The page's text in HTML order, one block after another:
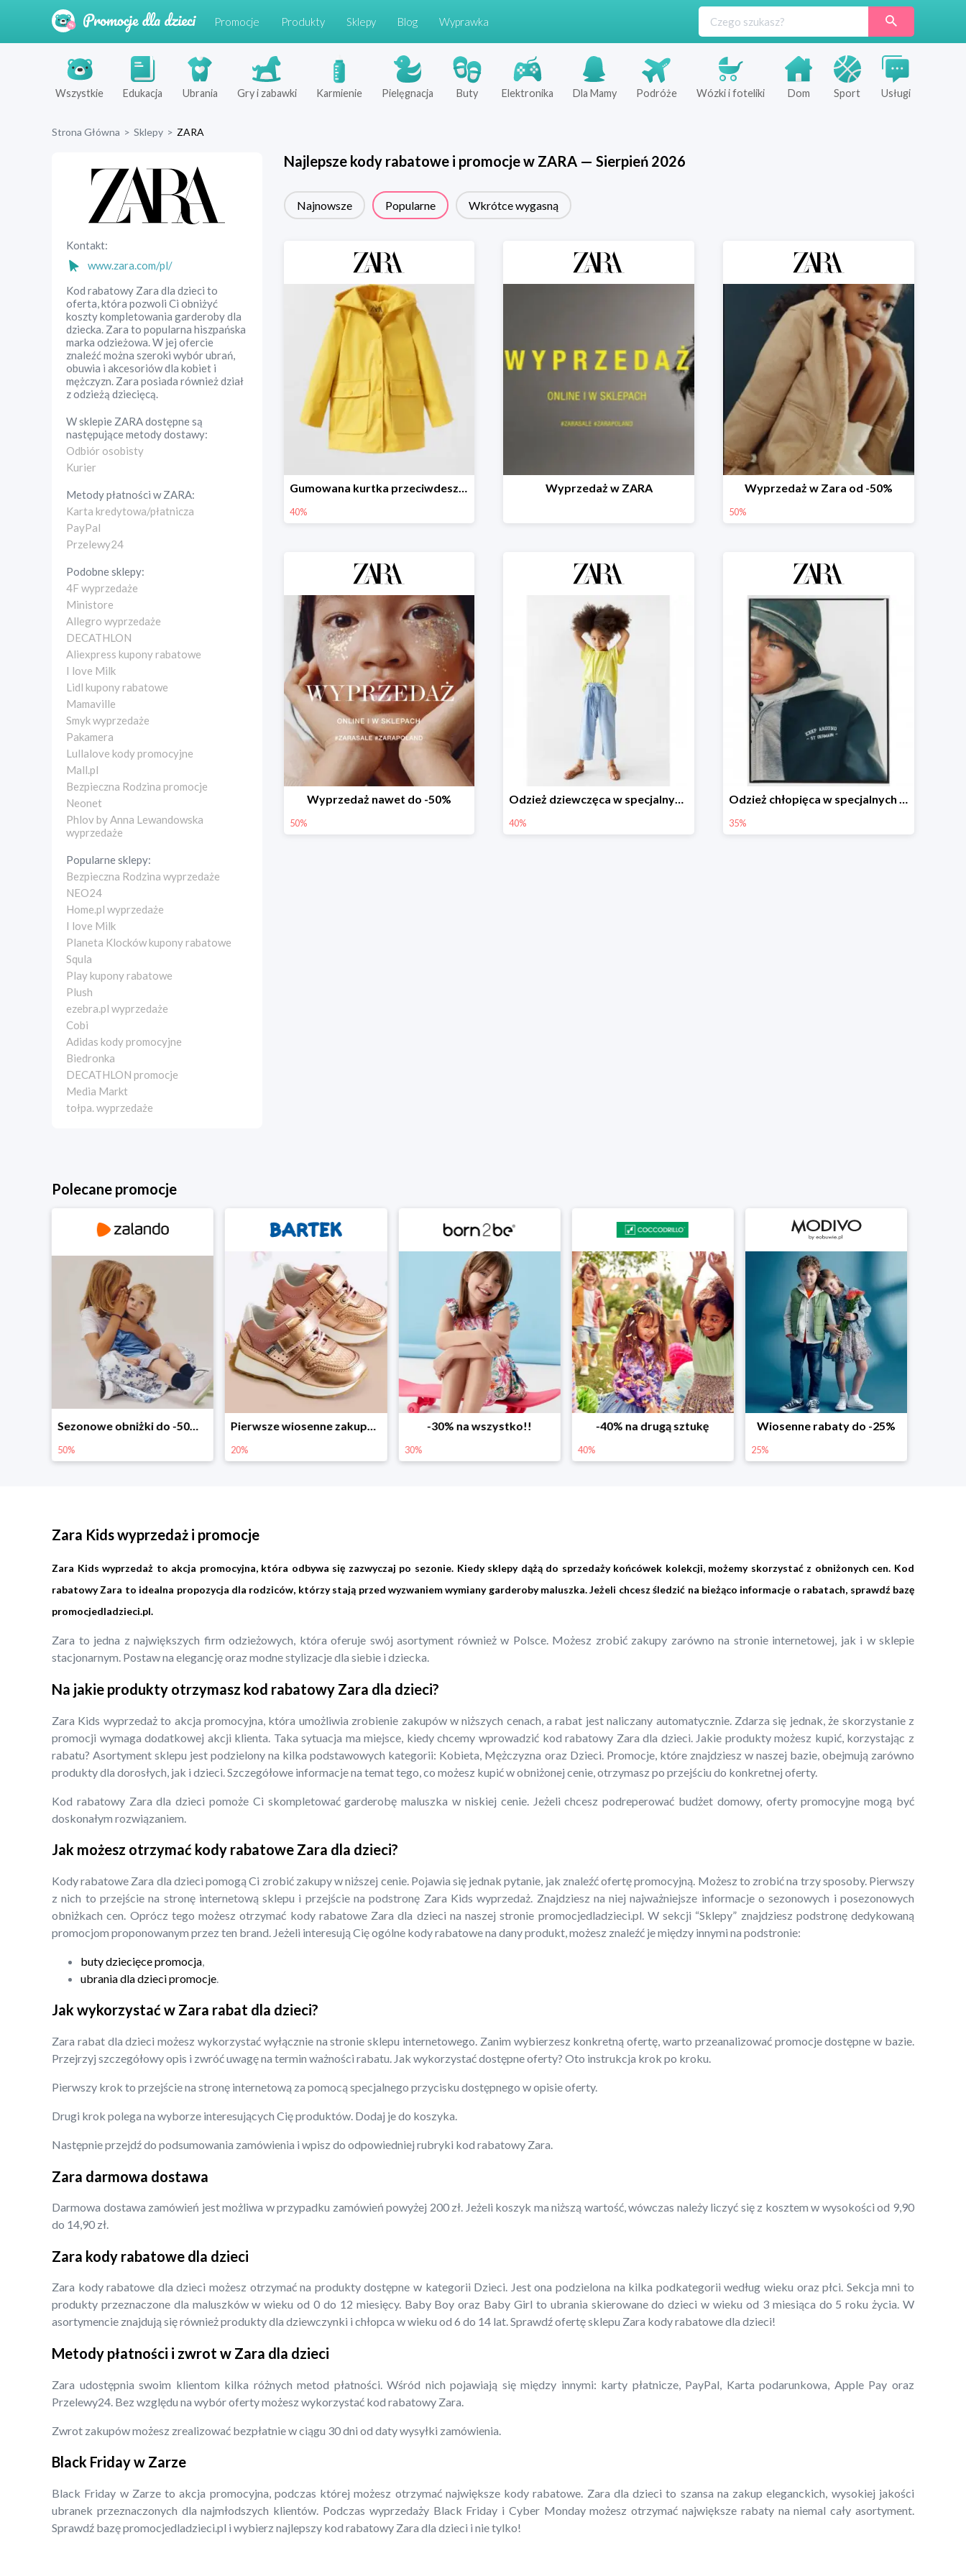
Promocje Produkty Sklepy Blog Wyprawka
Wszystkie Edukacja Ubrania Gry i zabawki Karmienie Pielęgnacja Buty Elektronika Dla Mamy Podróże Wózki i foteliki Dom Sport Usługi
Strona Główna > Sklepy > ZARA
Kontakt:
www.zara.com/pl/
Kod rabatowy Zara dla dzieci to
oferta, która pozwoli Ci obniżyć
koszty kompletowania garderoby dla
dziecka. Zara to popularna hiszpańska
marka odzieżowa. W jej ofercie
znaleźć można szeroki wybór ubrań,
obuwia i akcesoriów dla kobiet i
mężczyzn. Zara posiada również dział
z odzieżą dziecięcą.
W sklepie ZARAdostępne są
następujące metody dostawy:
Odbiór osobisty
Kurier
Metody płatności wZARA:
Karta kredytowa/płatnicza
PayPal
Przelewy24
Podobne sklepy:
4F wyprzedaże
Ministore
Allegro wyprzedaże
DECATHLON
Aliexpress kupony rabatowe
I love Milk
Lidl kupony rabatowe
Mamaville
Smyk wyprzedaże
Pakamera
Lullalove kody promocyjne
Mall.pl
Bezpieczna Rodzina promocje
Neonet
Phlov by Anna Lewandowska
wyprzedaże
Popularne sklepy:
Bezpieczna Rodzina wyprzedaże
NEO24
Home.pl wyprzedaże
I love Milk
Planeta Klocków kupony rabatowe
Squla
Play kupony rabatowe
Plush
ezebra.pl wyprzedaże
Cobi
Adidas kody promocyjne
Biedronka
DECATHLON promocje
Media Markt
tołpa. wyprzedaże
Najlepsze kody rabatowe i promocje w ZARA— Sierpień 2026
Najnowsze Popularne Wkrótce wygasną
Gumowana kurtka przeciwdeszczowa - 40%
40%
Wyprzedaż w ZARA Wyprzedaż w Zara od -50%
50%
Wyprzedaż nawet do -50%
50%
Odzież dziewczęca w specjalnych cenach do -40%
40%
Odzież chłopięca w specjalnych cenach do -35%
35%
Polecane promocje
Pierwsze wiosenne zakupy -20%
20%
-30% na wszystko!!
30%
-40% na drugą sztukę
40%
Wiosenne rabaty do -25%
25%
Dodatkowe -25% na wiosenne nowości
25%
Zara Kids wyprzedaż i promocje
Zara Kids wyprzedaż to akcja promocyjna, która odbywa się zazwyczaj po sezonie. Kiedy sklepy dążą do sprzedaży końcówek kolekcji, możemy skorzystać z obniżonych cen. Kod
rabatowy Zara to idealna propozycja dla rodziców, którzy stają przed wyzwaniem wymiany garderoby maluszka. Jeżeli chcesz śledzić na bieżąco informacje o rabatach, sprawdź bazę
promocjedladzieci.pl.
Zara to jedna z największych firm odzieżowych, która oferuje swój asortyment również w Polsce. Możesz zrobić zakupy zarówno na stronie internetowej, jak i w sklepie
stacjonarnym. Postaw na elegancję oraz modne stylizacje dla siebie i dziecka.
Na jakie produkty otrzymasz kod rabatowy Zara dla dzieci?
Zara Kids wyprzedaż to akcja promocyjna, która umożliwia zrobienie zakupów w niższych cenach, a rabat jest naliczany automatycznie. Zdarza się jednak, że skorzystanie z
promocji wymaga dodatkowej akcji klienta. Taka sytuacja ma miejsce, kiedy chcemy wprowadzić kod rabatowy Zara dla dzieci. Jakie produkty możesz kupić, korzystając z
rabatu? Asortyment sklepu jest podzielony na kilka podstawowych kategorii: Kobieta, Mężczyzna oraz Dzieci. Promocje, które znajdziesz w naszej bazie, obejmują zarówno
produkty dla dorosłych, jak i dzieci. Szczegółowe informacje na temat tego, co możesz kupić w obniżonej cenie, otrzymasz po przejściu do konkretnej oferty.
Kod rabatowy Zara dla dzieci pomoże Ci skompletować garderobę maluszka w niskiej cenie. Jeżeli chcesz podreperować budżet domowy, oferty promocyjne mogą być
doskonałym rozwiązaniem.
Jak możesz otrzymać kody rabatowe Zara dla dzieci?
Kody rabatowe Zara dla dzieci pomogą Ci zrobić zakupy w niższej cenie. Pojawia się jednak pytanie, jak znaleźć ofertę promocyjną. Możesz to zrobić na trzy sposoby. Pierwszy
z nich to przejście na stronę internetową sklepu i przejście na podstronę Zara Kids wyprzedaż. Znajdziesz na niej najważniejsze informacje o sezonowych i posezonowych
obniżkach cen. Oprócz tego możesz otrzymać kody rabatowe Zara dla dzieci na naszej stronie promocjedladzieci.pl. W sekcji “Sklepy” znajdziesz podstronę dedykowaną
promocjom proponowanym przez ten brand. Jeżeli interesują Cię ogólne kody rabatowe na dany produkt, możesz znaleźć je między innymi na podstronie:
buty dziecięce promocja
ubrania dla dzieci promocje
Jak wykorzystać w Zara rabat dla dzieci?
Zara rabat dla dzieci możesz wykorzystać wyłącznie na stronie sklepu internetowego. Zanim wybierzesz konkretną ofertę, warto przeanalizować promocje dostępne w bazie.
Przejrzyj szczegółowy opis i zwróć uwagę na termin ważności rabatu. Jak wykorzystać dostępne oferty? Oto instrukcja krok po kroku.
Pierwszy krok to przejście na stronę internetową za pomocą specjalnego przycisku dostępnego w opisie oferty.
Drugi krok polega na wyborze interesujących Cię produktów. Dodaj je do koszyka.
Następnie przejdź do podsumowania zamówienia i wpisz do odpowiedniej rubryki kod rabatowy Zara.
Zara darmowa dostawa
Darmowa dostawa zamówień jest możliwa w przypadku zamówień powyżej 200 zł. Jeżeli koszyk ma niższą wartość, wówczas należy liczyć się z kosztem w wysokości od 9,90
do 14,90 zł.
Zara kody rabatowe dla dzieci
Zara kody rabatowe dla dzieci możesz otrzymać na produkty dostępne w kategorii Dzieci. Jest ona podzielona na kilka podkategorii według wieku oraz płci. Sekcja mni to
produkty przeznaczone dla maluszków w wieku od 0 do 12 miesięcy. Baby Boy oraz Baby Girl to ubrania skierowane do dzieci w wieku od 3 miesiąca do 5 roku życia. W
asortymencie znajdują się również produkty dla dziewczynki i chłopca w wieku od 6 do 14 lat. Sprawdź ofertę sklepu Zara kody rabatowe dla dzieci!
Metody płatności i zwrot w Zara dla dzieci
Zara udostępnia swoim klientom kilka różnych metod płatności. Wśród nich pojawiają się między innymi: karty płatnicze, PayPal, Karta podarunkowa, Apple Pay oraz
Przelewy24. Bez względu na wybór oferty możesz wykorzystać kod rabatowy Zara.
Zwrot zakupów możesz zrealizować bezpłatnie w ciągu 30 dni od daty wysyłki zamówienia.
Black Friday w Zarze
Black Friday w Zarze to akcja promocyjna, podczas której możesz otrzymać największe kody rabatowe. Zara dla dzieci to szansa na zakup eleganckich, wysokiej jakości
ubranek przeznaczonych dla najmłodszych klientów. Podczas wyprzedaży Black Friday i Cyber Monday możesz otrzymać największe rabaty na niemal cały asortyment.
Sprawdź bazę promocjedladzieci.pl i wybierz najlepszy kod rabatowy Zara dla dzieci i nie tylko!